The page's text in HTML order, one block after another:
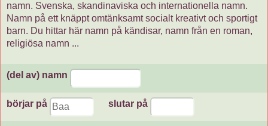
namn. Svenska, skandinaviska och internationella namn.
Namn på ett knäppt omtänksamt socialt kreativt och sportigt
barn. Du hittar här namn på kändisar, namn från en roman,
religiösa namn ...
(del av) namn
börjar på slutar på